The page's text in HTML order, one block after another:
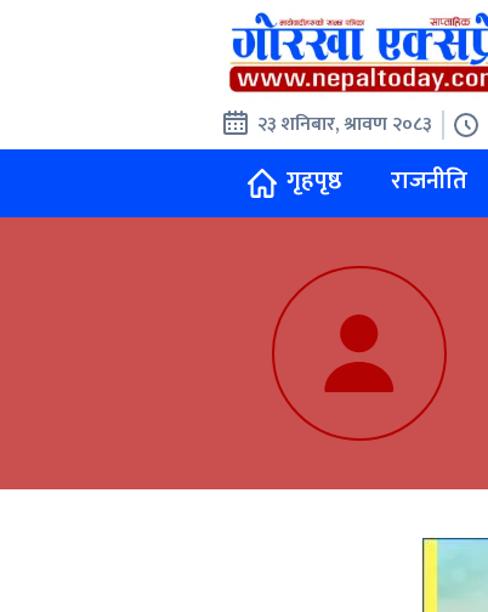
२३ शनिबार, श्रावण २०८३
गृहपृष्ठ राजनीति